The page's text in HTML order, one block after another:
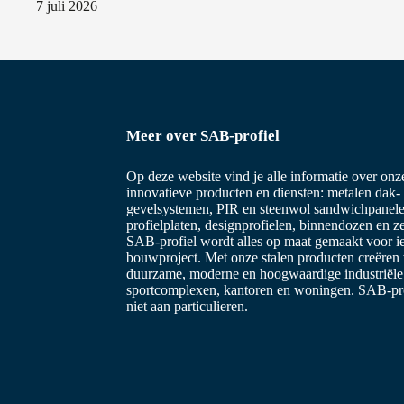
7 juli 2026
Meer over SAB-profiel
Op deze website vind je alle informatie over
innovatieve producten en diensten: metalen dak-
gevelsystemen, PIR en steenwol
profielplaten, designprofielen, binnendozen en
SAB-profiel wordt alles op maat gemaakt voor
bouwproject. Met onze stalen producten creëren
duurzame, moderne en hoogwaardige
sportcomplexen, kantoren en woningen. SAB-
niet aan particulieren.